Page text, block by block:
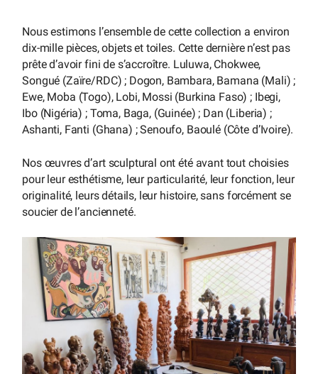
Nous estimons l’ensemble de cette collection a environ
dix-mille pièces, objets et toiles. Cette dernière n’est pas
prête d’avoir fini de s’accroître. Luluwa, Chokwee,
Songué (Zaïre/RDC) ; Dogon, Bambara, Bamana (Mali) ;
Ewe, Moba (Togo), Lobi, Mossi (Burkina Faso) ; Ibegi,
Ibo (Nigéria) ; Toma, Baga, (Guinée) ; Dan (Liberia) ;
Ashanti, Fanti (Ghana) ; Senoufo, Baoulé (Côte d’Ivoire).
Nos œuvres d’art sculptural ont été avant tout choisies
pour leur esthétisme, leur particularité, leur fonction, leur
originalité, leurs détails, leur histoire, sans forcément se
soucier de l’ancienneté.